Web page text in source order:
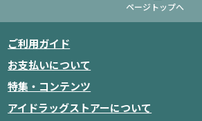
ページトップへ
ご利用ガイド
お支払いについて
特集・コンテンツ
アイドラッグストアーについて